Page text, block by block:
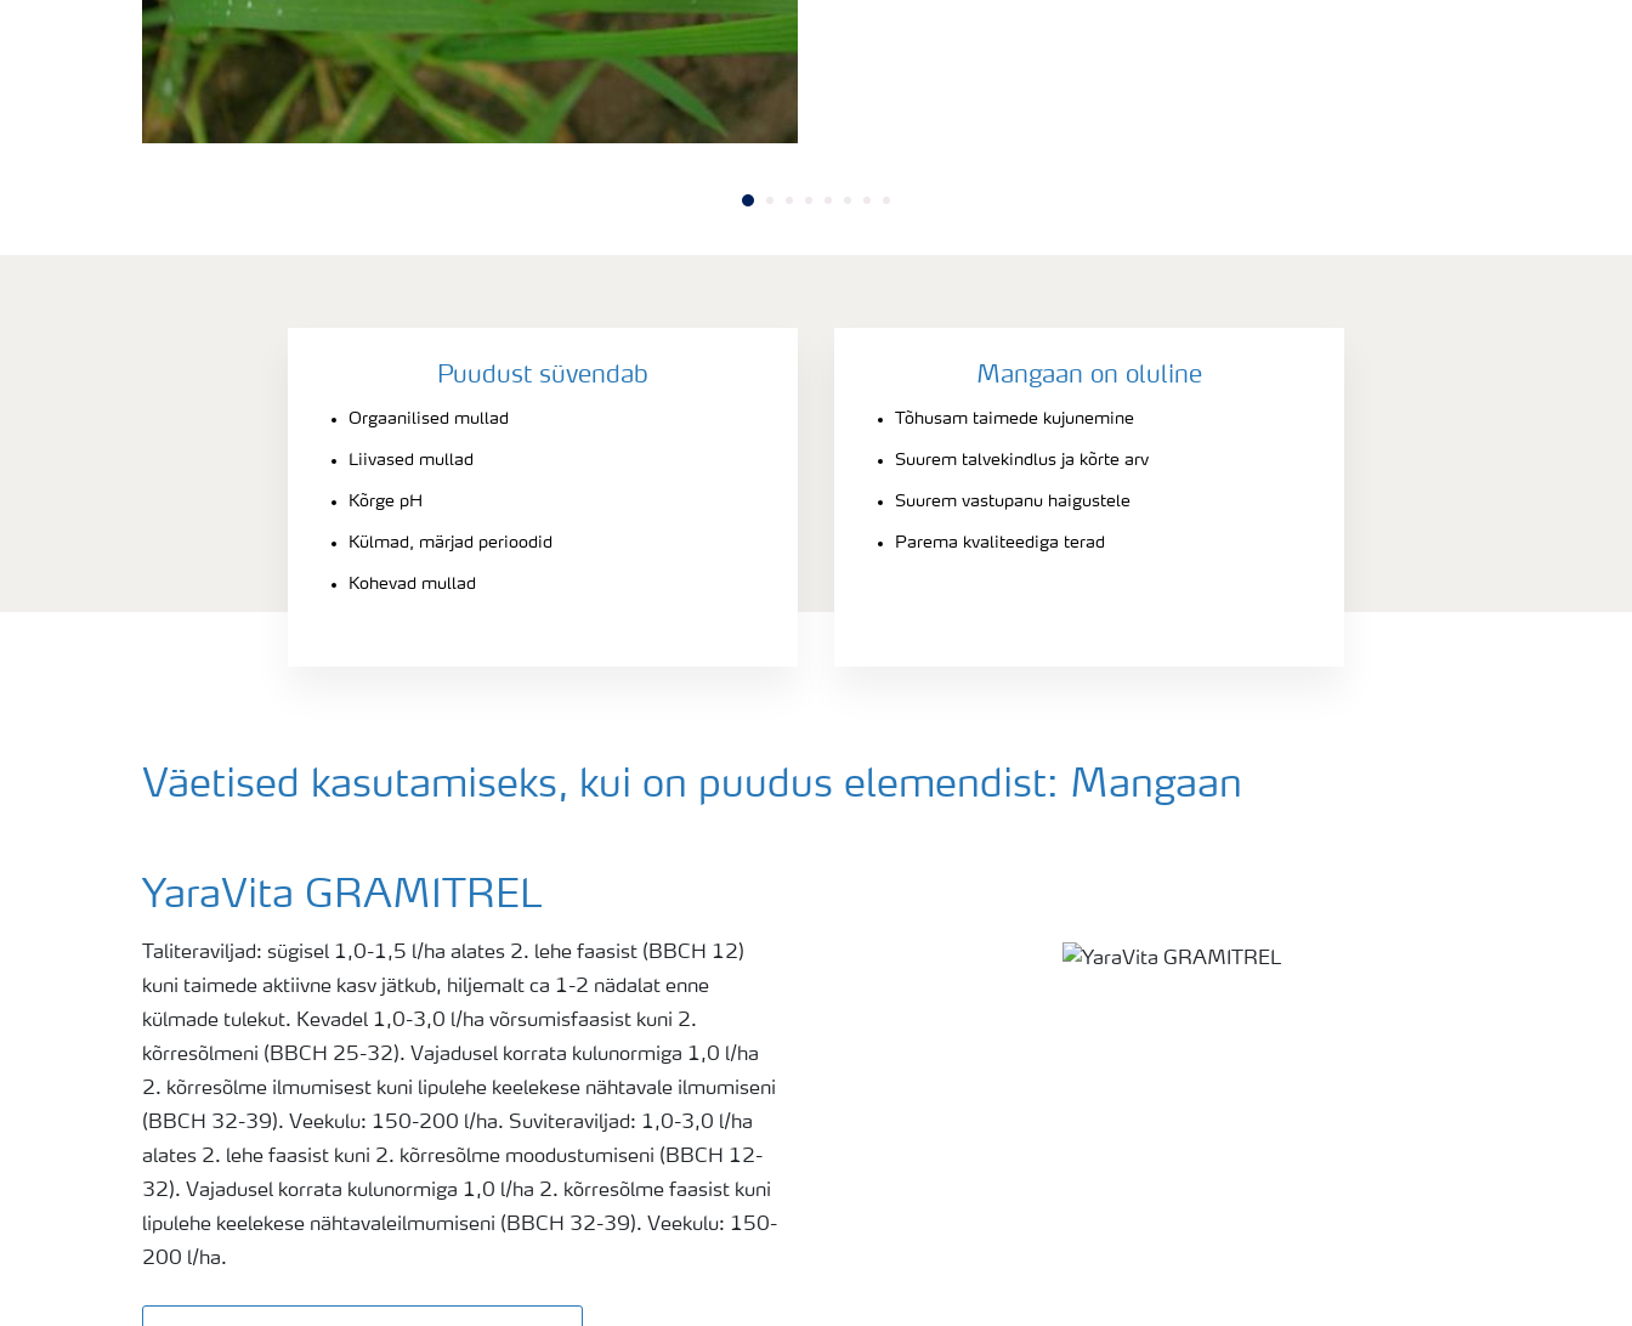
Puudust süvendab
Orgaanilised mullad
Liivased mullad
Kõrge pH
Külmad, märjad perioodid
Kohevad mullad
Mangaan on oluline
Tõhusam taimede kujunemine
Suurem talvekindlus ja kõrte arv
Suurem vastupanu haigustele
Parema kvaliteediga terad
Väetised kasutamiseks, kui on puudus elemendist: Mangaan
YaraVita GRAMITREL
Taliteraviljad: sügisel 1,0-1,5 l/ha alates 2. lehe faasist (BBCH 12)
kuni taimede aktiivne kasv jätkub, hiljemalt ca 1-2 nädalat enne
külmade tulekut. Kevadel 1,0-3,0 l/ha võrsumisfaasist kuni 2.
kõrresõlmeni (BBCH 25-32). Vajadusel korrata kulunormiga 1,0 l/ha
2. kõrresõlme ilmumisest kuni lipulehe keelekese nähtavale ilmumiseni
(BBCH 32-39). Veekulu: 150-200 l/ha. Suviteraviljad: 1,0-3,0 l/ha
alates 2. lehe faasist kuni 2. kõrresõlme moodustumiseni (BBCH 12-
32). Vajadusel korrata kulunormiga 1,0 l/ha 2. kõrresõlme faasist kuni
lipulehe keelekese nähtavaleilmumiseni (BBCH 32-39). Veekulu: 150-
200 l/ha.